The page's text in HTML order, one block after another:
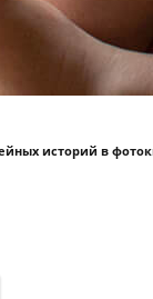
историй в